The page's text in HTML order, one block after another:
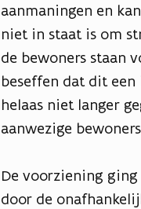
aanmaningen en
niet in staat is om
de bewoners staan
beseffen dat dit
helaas niet langer
aanwezige
De voorziening
door de